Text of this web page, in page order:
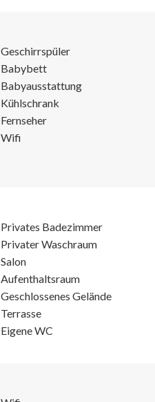
Geschirrspüler
Babybett
Babyausstattung
Kühlschrank
Fernseher
Wifi
Privates Badezimmer
Privater Waschraum
Salon
Aufenthaltsraum
Geschlossenes Gelände
Terrasse
Eigene WC